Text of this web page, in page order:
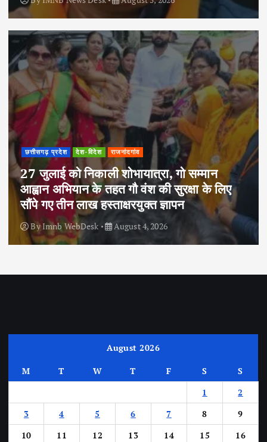
छत्तीसगढ़ प्रदेश देश-विदेश राजनांदगांव
27 जुलाई को निकाली शोभायात्रा, गो सम्मान
आह्वान अभियान के तहत गौ वंश की सुरक्षा के लिए
सौंपे गए तीन लाख हस्ताक्षरयुक्त ज्ञापन
ByImnb WebDesk August 4, 2026
August 2026
M T W T F S
S
1
2
3
4 5 6 7 8
9
10
11 12 13 14 15
16